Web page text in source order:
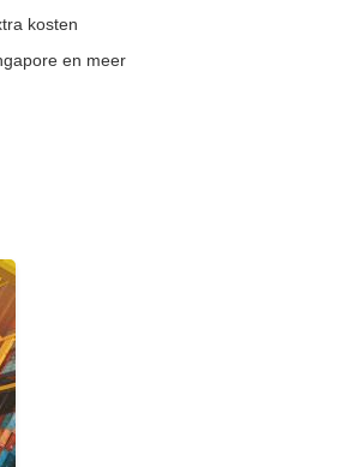
kosten
en meer